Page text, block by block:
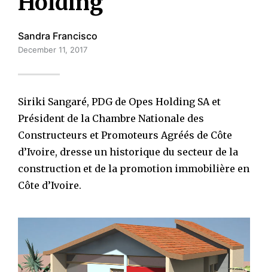
Sandra Francisco
December 11, 2017
Siriki Sangaré, PDG de Opes Holding SA et
Président de la Chambre Nationale des
Constructeurs et Promoteurs Agréés de Côte
d’Ivoire, dresse un historique du secteur de la
construction et de la promotion immobilière en
Côte d’Ivoire.